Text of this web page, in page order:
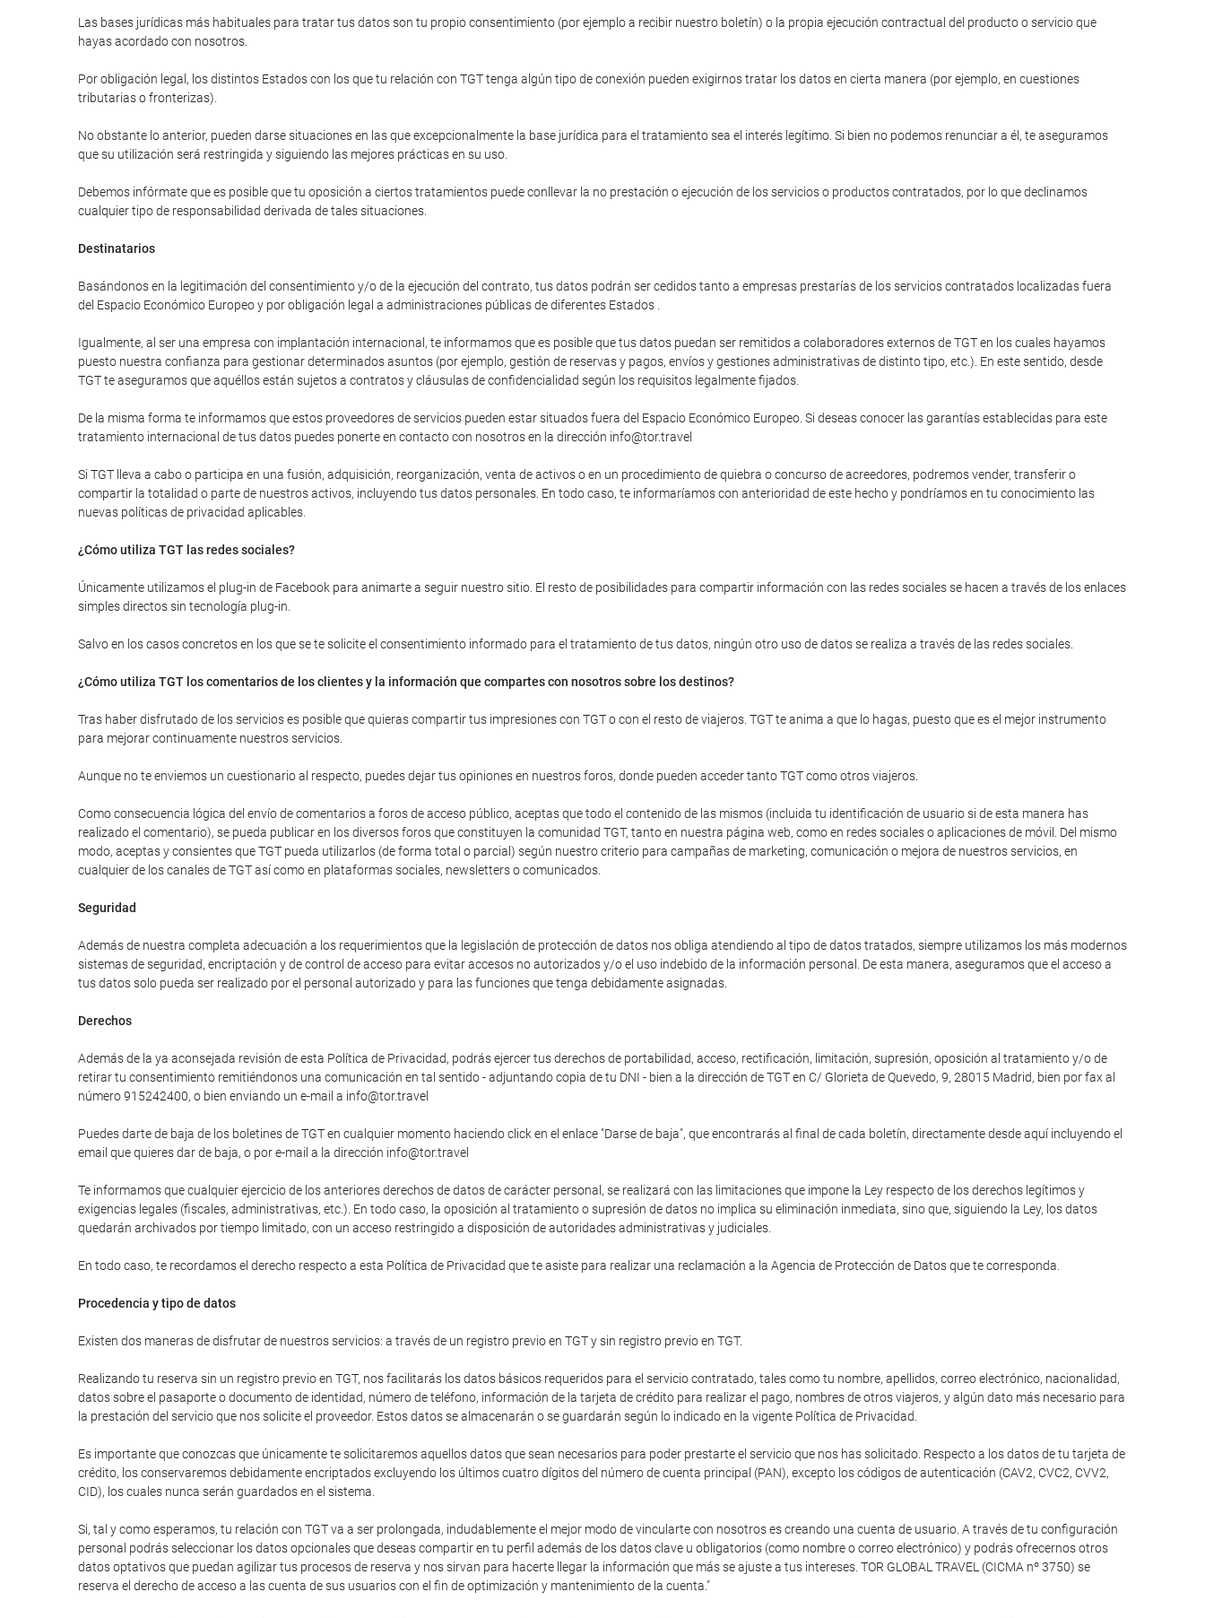
Las bases jurídicas más habituales para tratar tus datos son tu propio consentimiento (por ejemplo a recibir nuestro boletín) o la propia ejecución contractual del producto o servicio que
hayas acordado con nosotros.
Por obligación legal, los distintos Estados con los que tu relación con TGT tenga algún tipo de conexión pueden exigirnos tratar los datos en cierta manera (por ejemplo, en cuestiones
tributarias o fronterizas).
No obstante lo anterior, pueden darse situaciones en las que excepcionalmente la base jurídica para el tratamiento sea el interés legítimo. Si bien no podemos renunciar a él, te aseguramos
que su utilización será restringida y siguiendo las mejores prácticas en su uso.
Debemos infórmate que es posible que tu oposición a ciertos tratamientos puede conllevar la no prestación o ejecución de los servicios o productos contratados, por lo que declinamos
cualquier tipo de responsabilidad derivada de tales situaciones.
Destinatarios
Basándonos en la legitimación del consentimiento y/o de la ejecución del contrato, tus datos podrán ser cedidos tanto a empresas prestarías de los servicios contratados localizadas fuera
del Espacio Económico Europeo y por obligación legal a administraciones públicas de diferentes Estados .
Igualmente, al ser una empresa con implantación internacional, te informamos que es posible que tus datos puedan ser remitidos a colaboradores externos de TGT en los cuales hayamos
puesto nuestra confianza para gestionar determinados asuntos (por ejemplo, gestión de reservas y pagos, envíos y gestiones administrativas de distinto tipo, etc.). En este sentido, desde
TGT te aseguramos que aquéllos están sujetos a contratos y cláusulas de confidencialidad según los requisitos legalmente fijados.
De la misma forma te informamos que estos proveedores de servicios pueden estar situados fuera del Espacio Económico Europeo. Si deseas conocer las garantías establecidas para este
tratamiento internacional de tus datos puedes ponerte en contacto con nosotros en la dirección info@tor.travel
Si TGT lleva a cabo o participa en una fusión, adquisición, reorganización, venta de activos o en un procedimiento de quiebra o concurso de acreedores, podremos vender, transferir o
compartir la totalidad o parte de nuestros activos, incluyendo tus datos personales. En todo caso, te informaríamos con anterioridad de este hecho y pondríamos en tu conocimiento las
nuevas políticas de privacidad aplicables.
¿Cómo utiliza TGT las redes sociales?
Únicamente utilizamos el plug-in de Facebook para animarte a seguir nuestro sitio. El resto de posibilidades para compartir información con las redes sociales se hacen a través de los enlaces
simples directos sin tecnología plug-in.
Salvo en los casos concretos en los que se te solicite el consentimiento informado para el tratamiento de tus datos, ningún otro uso de datos se realiza a través de las redes sociales.
¿Cómo utiliza TGT los comentarios de los clientes y la información que compartes con nosotros sobre los destinos?
Tras haber disfrutado de los servicios es posible que quieras compartir tus impresiones con TGT o con el resto de viajeros. TGT te anima a que lo hagas, puesto que es el mejor instrumento
para mejorar continuamente nuestros servicios.
Aunque no te enviemos un cuestionario al respecto, puedes dejar tus opiniones en nuestros foros, donde pueden acceder tanto TGT como otros viajeros.
Como consecuencia lógica del envío de comentarios a foros de acceso público, aceptas que todo el contenido de las mismos (incluida tu identificación de usuario si de esta manera has
realizado el comentario), se pueda publicar en los diversos foros que constituyen la comunidad TGT, tanto en nuestra página web, como en redes sociales o aplicaciones de móvil. Del mismo
modo, aceptas y consientes que TGT pueda utilizarlos (de forma total o parcial) según nuestro criterio para campañas de marketing, comunicación o mejora de nuestros servicios, en
cualquier de los canales de TGT así como en plataformas sociales, newsletters o comunicados.
Seguridad
Además de nuestra completa adecuación a los requerimientos que la legislación de protección de datos nos obliga atendiendo al tipo de datos tratados, siempre utilizamos los más modernos
sistemas de seguridad, encriptación y de control de acceso para evitar accesos no autorizados y/o el uso indebido de la información personal. De esta manera, aseguramos que el acceso a
tus datos solo pueda ser realizado por el personal autorizado y para las funciones que tenga debidamente asignadas.
Derechos
Además de la ya aconsejada revisión de esta Política de Privacidad, podrás ejercer tus derechos de portabilidad, acceso, rectificación, limitación, supresión, oposición al tratamiento y/o de
retirar tu consentimiento remitiéndonos una comunicación en tal sentido - adjuntando copia de tu DNI - bien a la dirección de TGT en C/ Glorieta de Quevedo, 9, 28015 Madrid, bien por fax al
número 915242400, o bien enviando un e-mail a info@tor.travel
Puedes darte de baja de los boletines de TGT en cualquier momento haciendo click en el enlace "Darse de baja", que encontrarás al final de cada boletín, directamente desde aquí incluyendo el
email que quieres dar de baja, o por e-mail a la dirección info@tor.travel
Te informamos que cualquier ejercicio de los anteriores derechos de datos de carácter personal, se realizará con las limitaciones que impone la Ley respecto de los derechos legítimos y
exigencias legales (fiscales, administrativas, etc.). En todo caso, la oposición al tratamiento o supresión de datos no implica su eliminación inmediata, sino que, siguiendo la Ley, los datos
quedarán archivados por tiempo limitado, con un acceso restringido a disposición de autoridades administrativas y judiciales.
En todo caso, te recordamos el derecho respecto a esta Política de Privacidad que te asiste para realizar una reclamación a la Agencia de Protección de Datos que te corresponda.
Procedencia y tipo de datos
Existen dos maneras de disfrutar de nuestros servicios: a través de un registro previo en TGT y sin registro previo en TGT.
Realizando tu reserva sin un registro previo en TGT, nos facilitarás los datos básicos requeridos para el servicio contratado, tales como tu nombre, apellidos, correo electrónico, nacionalidad,
datos sobre el pasaporte o documento de identidad, número de teléfono, información de la tarjeta de crédito para realizar el pago, nombres de otros viajeros, y algún dato más necesario para
la prestación del servicio que nos solicite el proveedor. Estos datos se almacenarán o se guardarán según lo indicado en la vigente Política de Privacidad.
Es importante que conozcas que únicamente te solicitaremos aquellos datos que sean necesarios para poder prestarte el servicio que nos has solicitado. Respecto a los datos de tu tarjeta de
crédito, los conservaremos debidamente encriptados excluyendo los últimos cuatro dígitos del número de cuenta principal (PAN), excepto los códigos de autenticación (CAV2, CVC2, CVV2,
CID), los cuales nunca serán guardados en el sistema.
Si, tal y como esperamos, tu relación con TGT va a ser prolongada, indudablemente el mejor modo de vincularte con nosotros es creando una cuenta de usuario. A través de tu configuración
personal podrás seleccionar los datos opcionales que deseas compartir en tu perfil además de los datos clave u obligatorios (como nombre o correo electrónico) y podrás ofrecernos otros
datos optativos que puedan agilizar tus procesos de reserva y nos sirvan para hacerte llegar la información que más se ajuste a tus intereses. TOR GLOBAL TRAVEL (CICMA nº 3750) se
reserva el derecho de acceso a las cuenta de sus usuarios con el fin de optimización y mantenimiento de la cuenta."